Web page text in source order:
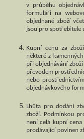
v průběhu
formuláři na
objednané zboží
jsou pro spotřebitele
Kupní cenu za
některé z
při objednávání
převodem
nebo
objednávkového
Lhůta pro dodání
zboží. Podmínkou
není celá kupní
prodávající povinen